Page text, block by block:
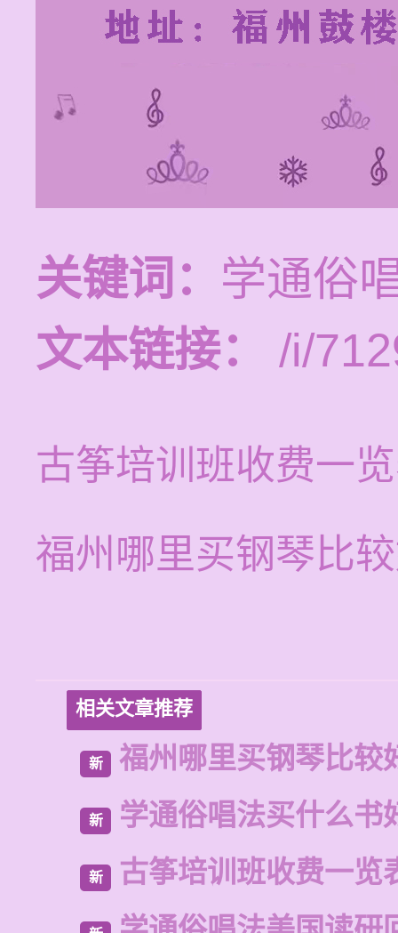
关键词： 学通俗
文本链接：
/i/
古筝培训班收费一
福州哪里买钢琴比
相关文章推荐
新 福州哪里买钢琴比较
新 学通俗唱法买什么书
新 古筝培训班收费一览